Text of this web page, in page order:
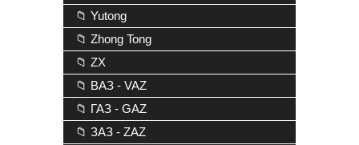
📁 Yutong
📁 Zhong Tong
📁 ZX
📁 ВАЗ - VAZ
📁 ГАЗ - GAZ
📁 ЗАЗ - ZAZ